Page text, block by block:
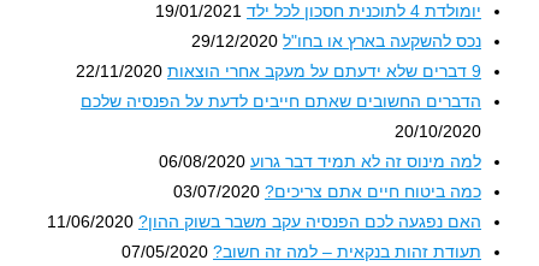
יומולדת 4 לתוכנית חסכון לכל ילד
19/01/2021
נכס להשקעה בארץ או בחו"ל 29/12/2020
22/11/2020
הדברים החשובים שאתם חייבים לדעת על הפנסיה שלכם
20/10/2020
למה מינוס זה לא תמיד דבר גרוע 06/08/2020
כמה ביטוח חיים אתם צריכים? 03/07/2020
האם נפגעה לכם הפנסיה עקב משבר בשוק ההון? 11/06/2020
תעודת זהות בנקאית – למה זה חשוב? 07/05/2020